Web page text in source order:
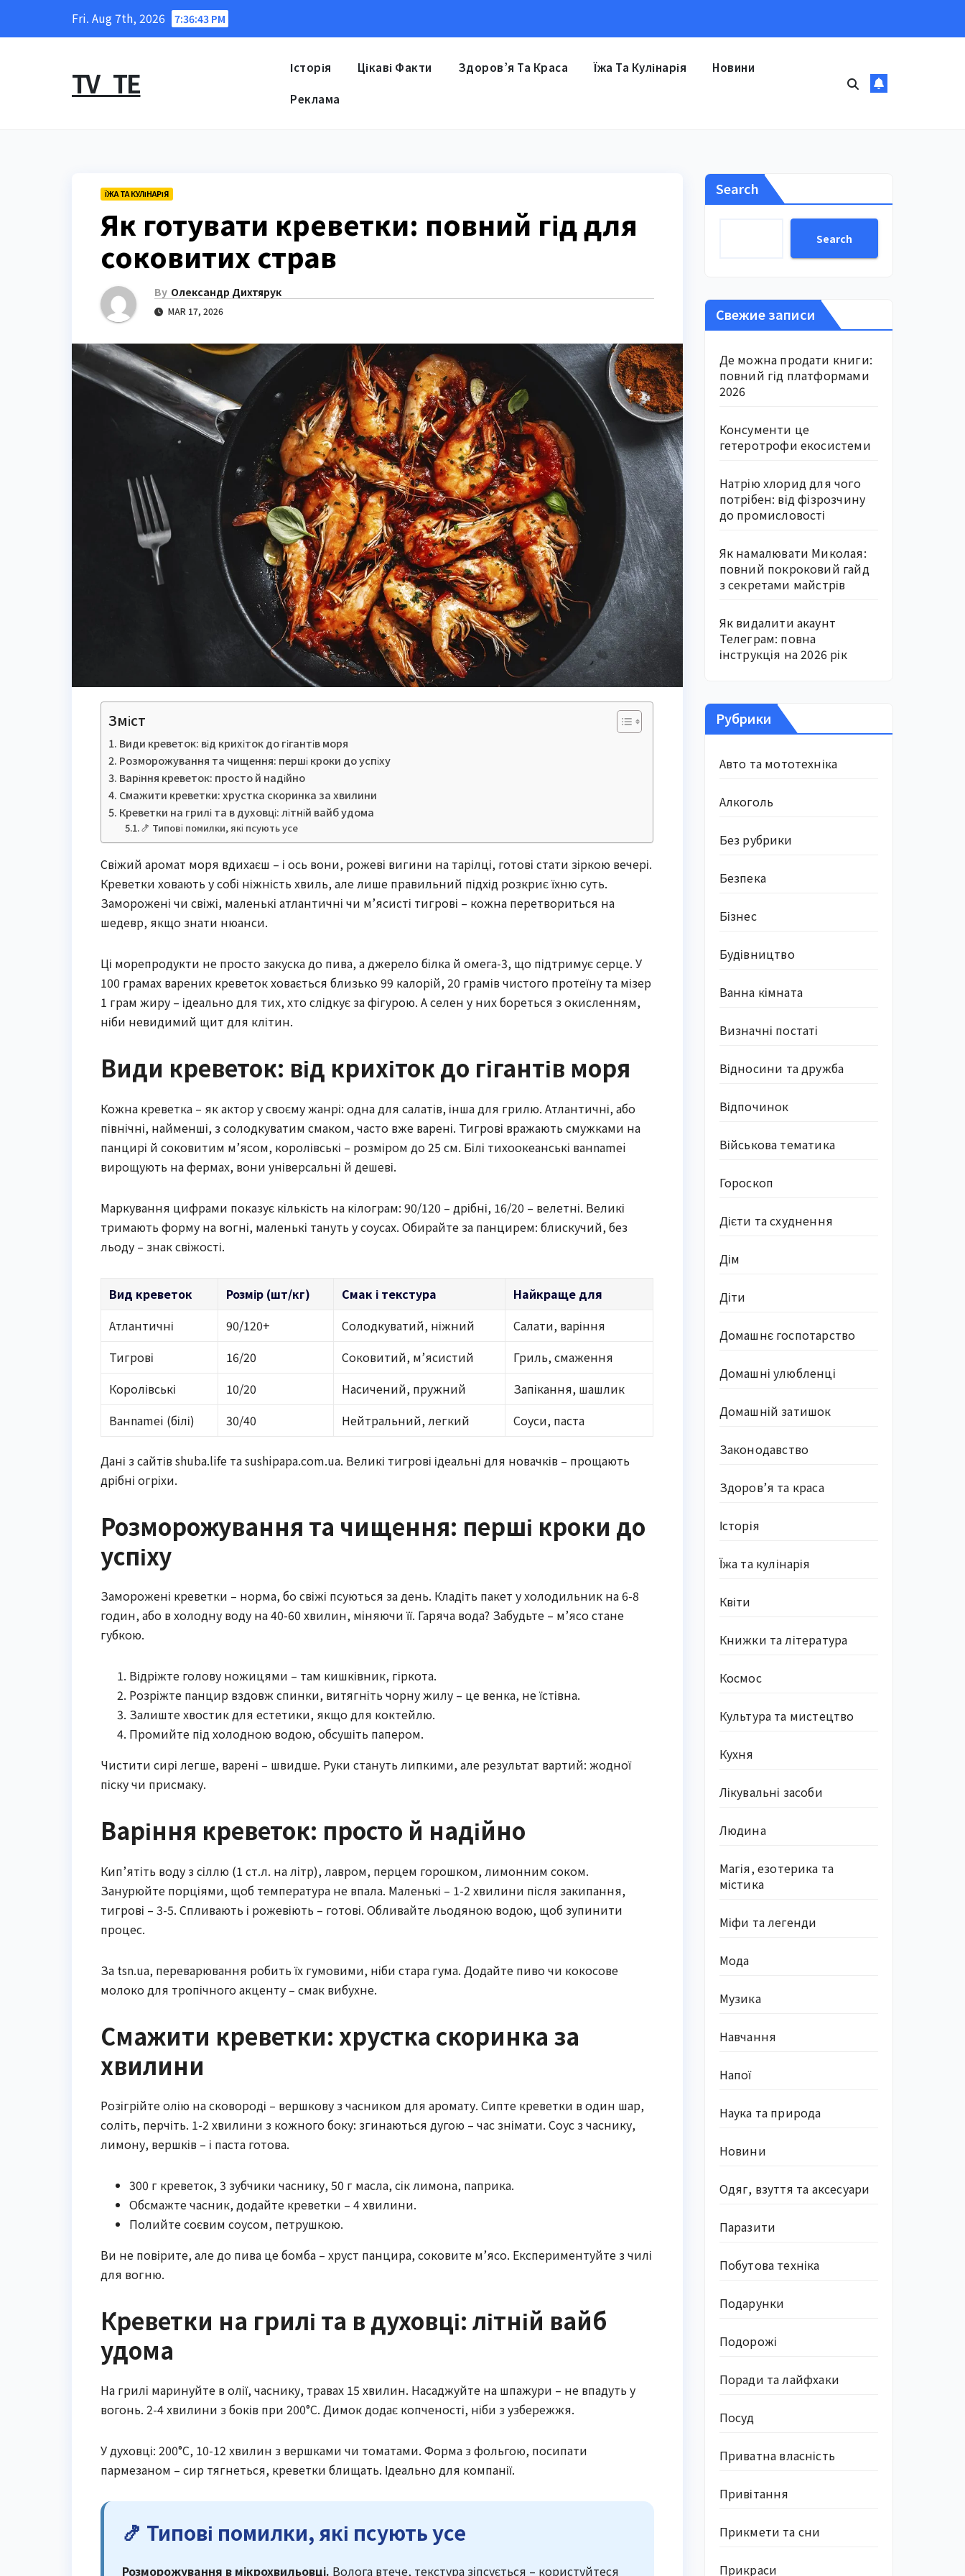
Fri. Aug 7th, 2026 7:36:44 PM
TV_TE Історія Цікаві Факти Здоров’я Та Краса Їжа Та Кулінарія Новини
Реклама
ЇЖА ТА КУЛІНАРІЯ
Як готувати креветки: повний гід для
соковитих страв
By Олександр Дихтярук
MAR 17, 2026
Зміст
Види креветок: від крихіток до гігантів моря
Розморожування та чищення: перші кроки до успіху
Варіння креветок: просто й надійно
Смажити креветки: хрустка скоринка за хвилини
Креветки на грилі та в духовці: літній вайб удома
🍤 Типові помилки, які псують усе
Свіжий аромат моря вдихаєш – і ось вони, рожеві вигини на тарілці, готові стати зіркою вечері.
Креветки ховають у собі ніжність хвиль, але лише правильний підхід розкриє їхню суть.
Заморожені чи свіжі, маленькі атлантичні чи м’ясисті тигрові – кожна перетвориться на
шедевр, якщо знати нюанси.
Ці морепродукти не просто закуска до пива, а джерело білка й омега-3, що підтримує серце. У
100 грамах варених креветок ховається близько 99 калорій, 20 грамів чистого протеїну та мізер
1 грам жиру – ідеально для тих, хто слідкує за фігурою. А селен у них бореться з окисленням,
ніби невидимий щит для клітин.
Види креветок: від крихіток до гігантів моря
Кожна креветка – як актор у своєму жанрі: одна для салатів, інша для грилю. Атлантичні, або
північні, найменші, з солодкуватим смаком, часто вже варені. Тигрові вражають смужками на
панцирі й соковитим м’ясом, королівські – розміром до 25 см. Білі тихоокеанські ванnamei
вирощують на фермах, вони універсальні й дешеві.
Маркування цифрами показує кількість на кілограм: 90/120 – дрібні, 16/20 – велетні. Великі
тримають форму на вогні, маленькі тануть у соусах. Обирайте за панцирем: блискучий, без
льоду – знак свіжості.
Вид креветок Розмір (шт/кг) Смак і текстура
Найкраще для
Атлантичні
90/120+ Солодкуватий, ніжний
Салати, варіння
Тигрові
16/20 Соковитий, м’ясистий
Гриль, смаження
Королівські
10/20 Насичений, пружний
Запікання, шашлик
Ванnamei (білі)
30/40 Нейтральний, легкий Соуси, паста
Дані з сайтів shuba.life та sushipapa.com.ua. Великі тигрові ідеальні для новачків – прощають
дрібні огріхи.
Розморожування та чищення: перші кроки до
успіху
Заморожені креветки – норма, бо свіжі псуються за день. Кладіть пакет у холодильник на 6-8
годин, або в холодну воду на 40-60 хвилин, міняючи її. Гаряча вода? Забудьте – м’ясо стане
губкою.
Відріжте голову ножицями – там кишківник, гіркота.
Розріжте панцир вздовж спинки, витягніть чорну жилу – це венка, не їстівна.
Залиште хвостик для естетики, якщо для коктейлю.
Промийте під холодною водою, обсушіть папером.
Чистити сирі легше, варені – швидше. Руки стануть липкими, але результат вартий: жодної
піску чи присмаку.
Варіння креветок: просто й надійно
Кип’ятіть воду з сіллю (1 ст.л. на літр), лавром, перцем горошком, лимонним соком.
Занурюйте порціями, щоб температура не впала. Маленькі – 1-2 хвилини після закипання,
тигрові – 3-5. Спливають і рожевіють – готові. Обливайте льодяною водою, щоб зупинити
процес.
За tsn.ua, переварювання робить їх гумовими, ніби стара гума. Додайте пиво чи кокосове
молоко для тропічного акценту – смак вибухне.
Смажити креветки: хрустка скоринка за
хвилини
Розігрійте олію на сковороді – вершкову з часником для аромату. Сипте креветки в один шар,
соліть, перчіть. 1-2 хвилини з кожного боку: згинаються дугою – час знімати. Соус з часнику,
лимону, вершків – і паста готова.
300 г креветок, 3 зубчики часнику, 50 г масла, сік лимона, паприка.
Обсмажте часник, додайте креветки – 4 хвилини.
Полийте соєвим соусом, петрушкою.
Ви не повірите, але до пива це бомба – хруст панцира, соковите м’ясо. Експериментуйте з чилі
для вогню.
Креветки на грилі та в духовці: літній вайб
удома
На грилі маринуйте в олії, часнику, травах 15 хвилин. Насаджуйте на шпажури – не впадуть у
вогонь. 2-4 хвилини з боків при 200°C. Димок додає копченості, ніби з узбережжя.
У духовці: 200°C, 10-12 хвилин з вершками чи томатами. Форма з фольгою, посипати
пармезаном – сир тягнеться, креветки блищать. Ідеально для компанії.
🍤 Типові помилки, які псують усе
Розморожування в мікрохвильовці. Волога втече, текстура зіпсується – користуйтеся
Search
Search
Свежие записи
Де можна продати книги:
повний гід платформами
2026
Консументи це
гетеротрофи екосистеми
Натрію хлорид для чого
потрібен: від фізрозчину
до промисловості
Як намалювати Миколая:
повний покроковий гайд
з секретами майстрів
Як видалити акаунт
Телеграм: повна
інструкція на 2026 рік
Рубрики
Авто та мототехніка
Алкоголь
Без рубрики
Безпека
Бізнес
Будівництво
Ванна кімната
Визначні постаті
Відносини та дружба
Відпочинок
Військова тематика
Гороскоп
Дієти та схуднення
Дім
Діти
Домашнє госпотарство
Домашні улюбленці
Домашній затишок
Законодавство
Здоров’я та краса
Історія
Їжа та кулінарія
Квіти
Книжки та література
Космос
Культура та мистецтво
Кухня
Лікувальні засоби
Людина
Магія, езотерика та
містика
Міфи та легенди
Мода
Музика
Навчання
Напої
Наука та природа
Новини
Одяг, взуття та аксесуари
Паразити
Побутова техніка
Подарунки
Подорожі
Поради та лайфхаки
Посуд
Приватна власність
Привітання
Прикмети та сни
Прикраси